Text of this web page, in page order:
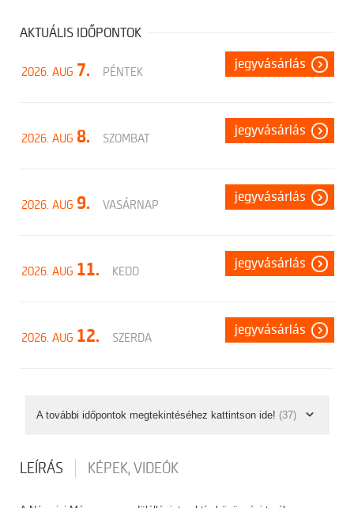
AKTUÁLIS IDŐPONTOK
2026. AUG 7. PÉNTEK
jegyvásárlás
2026. AUG 8. SZOMBAT
jegyvásárlás
2026. AUG 9. VASÁRNAP
jegyvásárlás
2026. AUG 11. KEDD
jegyvásárlás
2026. AUG 12. SZERDA
jegyvásárlás
A további időpontok megtekintéséhez kattintson ide! (37)
LEÍRÁS KÉPEK, VIDEÓK